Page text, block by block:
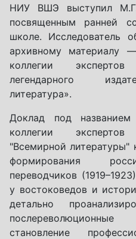
НИУ ВШЭ выступил
посвященным ранней
школе. Исследователь
архивному материалу
коллегии
легендарного
литература».
Доклад под названием
коллегии
"Всемирной литературы"
формирования
переводчиков
у востоковедов и
детально
становление